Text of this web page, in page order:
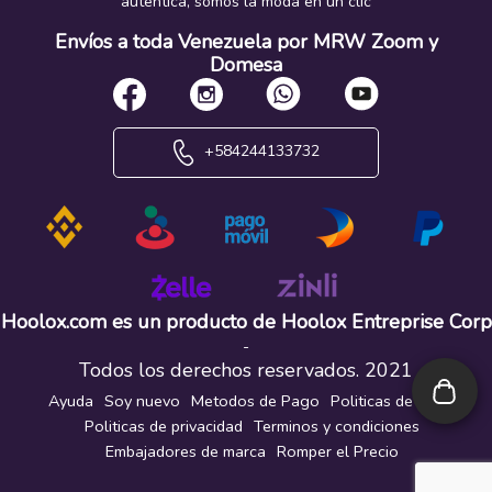
Ayuda Soy nuevo Metodos de Pago Politicas de envio
Politicas de privacidad Terminos y condiciones
Embajadores de marca Romper el Precio
Envíos a toda Venezuela por MRW Zoom y
Domesa
+584244133732
Hoolox.com es un producto de Hoolox Entreprise Corp
-
Todos los derechos reservados. 2021